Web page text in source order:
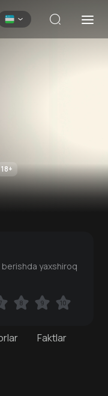
18+
Faktlar
yaxshiroq
7 8 9 10
7 8 9 10